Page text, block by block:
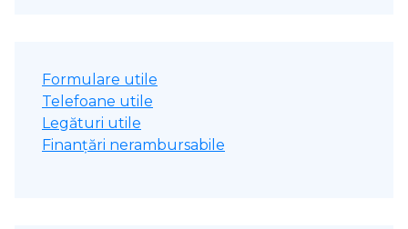
Formulare utile
Telefoane utile
Legături utile
Finanțări nerambursabile